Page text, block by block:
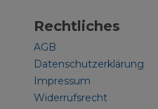
Rechtliches
AGB
Datenschutzerklärung
Impressum
Widerrufsrecht